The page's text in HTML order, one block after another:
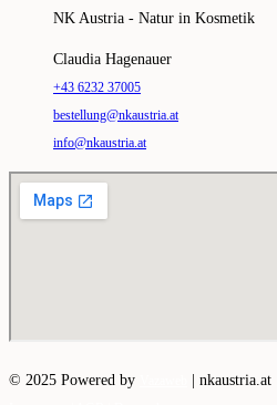
NK Austria - Natur in Kosmetik
Claudia Hagenauer
+43 6232 37005
bestellung@nkaustria.at
info@nkaustria.at
© 2025 Powered by nkaustria.at